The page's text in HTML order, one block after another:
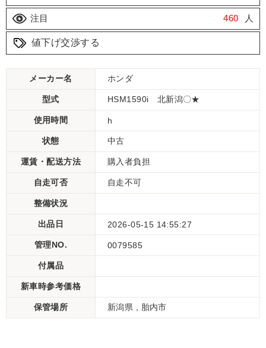
注目 460 人
値下げ交渉する
メーカー名 ホンダ
型式 HSM1590i 北新潟〇★
使用時間 h
状態 中古
運賃・配送方法 購入者負担
自走可否 自走不可
整備状況
出品日 2026-05-15 14:55:27
管理NO. 0079585
付属品
新車時参考価格
保管場所 新潟県 , 胎内市